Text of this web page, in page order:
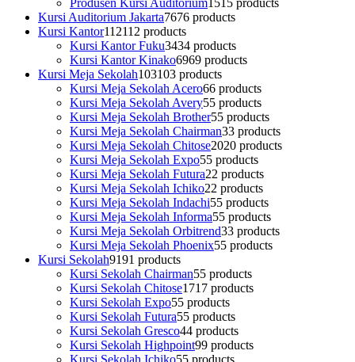
Produsen Kursi Auditorium1515 products
Kursi Auditorium Jakarta7676 products
Kursi Kantor112112 products
Kursi Kantor Fuku3434 products
Kursi Kantor Kinako6969 products
Kursi Meja Sekolah103103 products
Kursi Meja Sekolah Acero66 products
Kursi Meja Sekolah Avery55 products
Kursi Meja Sekolah Brother55 products
Kursi Meja Sekolah Chairman33 products
Kursi Meja Sekolah Chitose2020 products
Kursi Meja Sekolah Expo55 products
Kursi Meja Sekolah Futura22 products
Kursi Meja Sekolah Ichiko22 products
Kursi Meja Sekolah Indachi55 products
Kursi Meja Sekolah Informa55 products
Kursi Meja Sekolah Orbitrend33 products
Kursi Meja Sekolah Phoenix55 products
Kursi Sekolah9191 products
Kursi Sekolah Chairman55 products
Kursi Sekolah Chitose1717 products
Kursi Sekolah Expo55 products
Kursi Sekolah Futura55 products
Kursi Sekolah Gresco44 products
Kursi Sekolah Highpoint99 products